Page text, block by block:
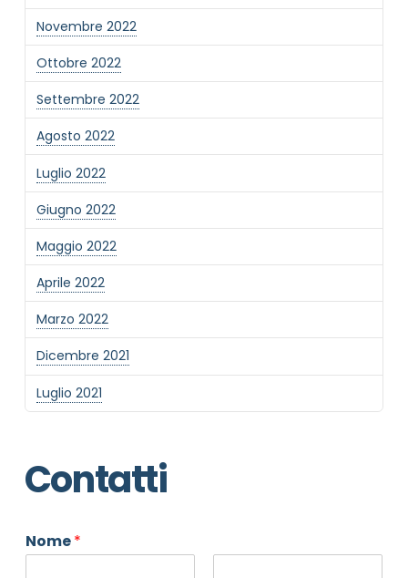
Novembre 2022
Ottobre 2022
Settembre 2022
Agosto 2022
Luglio 2022
Giugno 2022
Maggio 2022
Aprile 2022
Marzo 2022
Dicembre 2021
Luglio 2021
Contatti
Nome*